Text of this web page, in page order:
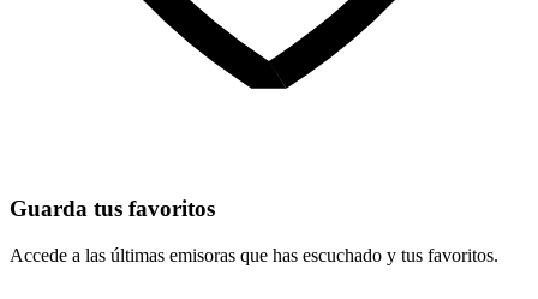
Guarda tus favoritos
Accede a las últimas emisoras que has escuchado y tus favoritos.